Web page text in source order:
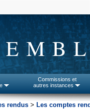
Commissions et
autres instances
rendus > Les comptes